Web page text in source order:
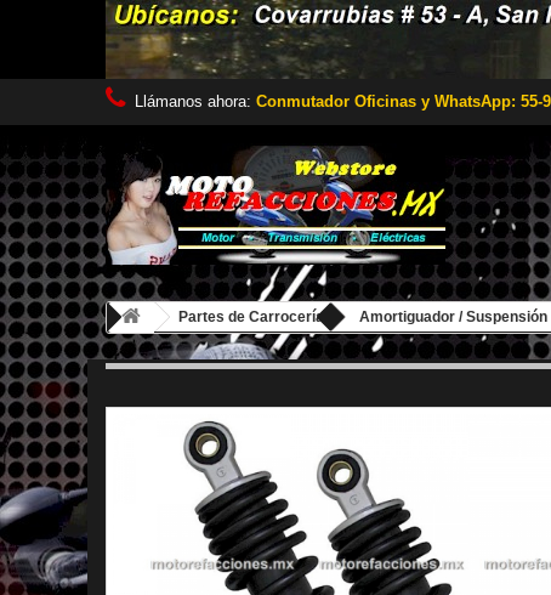
Llámanos ahora: Conmutador Oficinas y WhatsApp: 55-
Partes de Carrocería Amortiguador / Suspensión